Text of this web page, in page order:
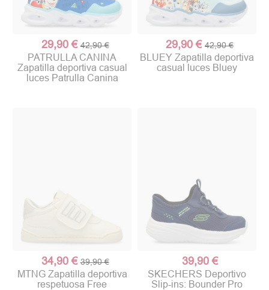
29,90 € 42,90 €
PATRULLA CANINA
Zapatilla deportiva casual
luces Patrulla Canina
29,90 € 42,90 €
BLUEY Zapatilla deportiva
casual luces Bluey
34,90 € 39,90 €
MTNG Zapatilla deportiva
respetuosa Free
39,90 €
SKECHERS Deportivo
Slip-ins: Bounder Pro